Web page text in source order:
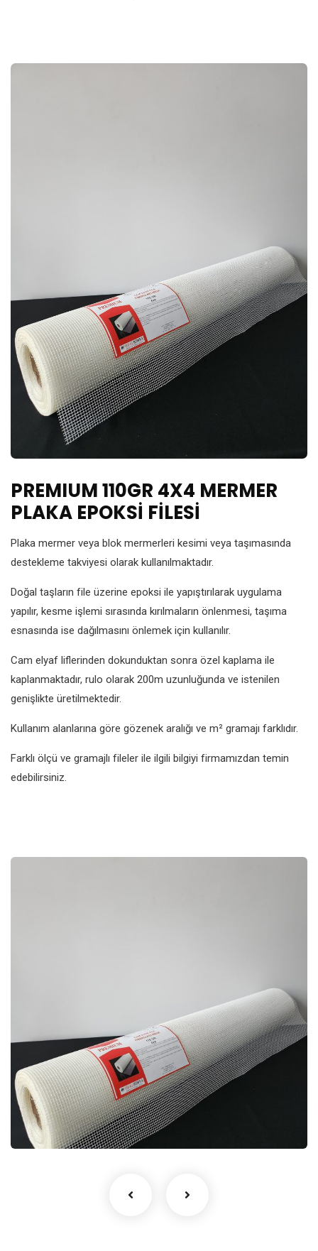
PREMIUM 110GR 4X4 MERMER
PLAKA EPOKSİ FİLESİ
Plaka mermer veya blok mermerleri kesimi veya taşımasında
destekleme takviyesi olarak kullanılmaktadır.
Doğal taşların file üzerine epoksi ile yapıştırılarak uygulama
yapılır, kesme işlemi sırasında kırılmaların önlenmesi, taşıma
esnasında ise dağılmasını önlemek için kullanılır.
Cam elyaf liflerinden dokunduktan sonra özel kaplama ile
kaplanmaktadır, rulo olarak 200m uzunluğunda ve istenilen
genişlikte üretilmektedir.
Kullanım alanlarına göre gözenek aralığı ve m² gramajı farklıdır.
Farklı ölçü ve gramajlı fileler ile ilgili bilgiyi firmamızdan temin
edebilirsiniz.
PREMIUM 110GR MERMER PLAKA
EPOKSİ FİLESİ
Premium Mantolama FilesiSu ve Isı Yalıtımı